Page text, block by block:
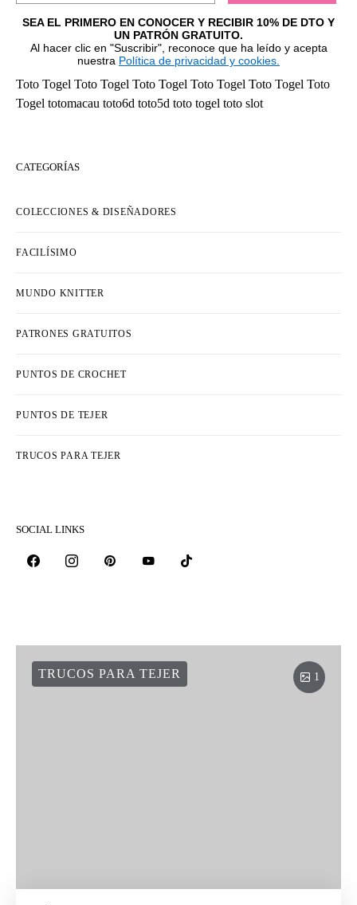
SEA EL PRIMERO EN CONOCER Y RECIBIR 10% DE DTO Y
UN PATRÓN GRATUITO.
Al hacer clic en "Suscribir", reconoce que ha leído y acepta
nuestra Política de privacidad y cookies.
Toto Togel Toto Togel Toto Togel Toto Togel Toto Togel Toto
Togel totomacau toto6d toto5d toto togel toto slot
CATEGORÍAS
COLECCIONES & DISEÑADORES
FACILÍSIMO
MUNDO KNITTER
PATRONES GRATUITOS
PUNTOS DE CROCHET
PUNTOS DE TEJER
TRUCOS PARA TEJER
SOCIAL LINKS
1
TRUCOS PARA TEJER